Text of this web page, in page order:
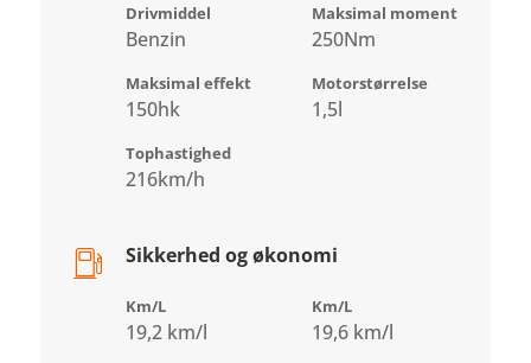
Drivmiddel
Benzin
Maksimal moment
250Nm
Maksimal effekt
150hk
Motorstørrelse
1,5l
Tophastighed
216km/h
Sikkerhed og økonomi
Km/L
19,2 km/l
Km/L
19,6 km/l